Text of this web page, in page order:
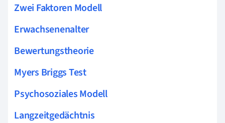
Zwei Faktoren Modell
Erwachsenenalter
Bewertungstheorie
Myers Briggs Test
Psychosoziales Modell
Langzeitgedächtnis